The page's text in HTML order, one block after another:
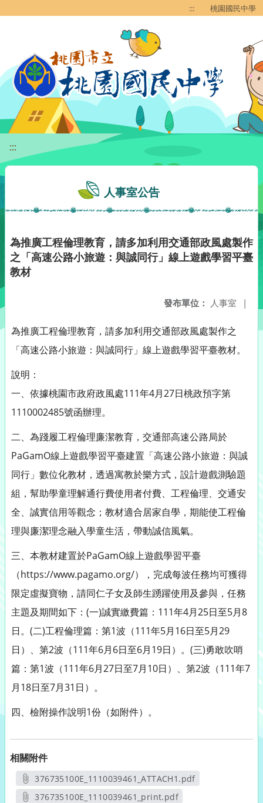
::: 桃園國民中學
:::
人事室公告
為推廣工程倫理教育，請多加利用交通部政風處製作
之「高速公路小旅遊：與誠同行」線上遊戲學習平臺
教材
發布單位： 人事室 |
為推廣工程倫理教育，請多加利用交通部政風處製作之
「高速公路小旅遊：與誠同行」線上遊戲學習平臺教材。
說明：
一、依據桃園市政府政風處111年4月27日桃政預字第
1110002485號函辦理。
二、為踐履工程倫理廉潔教育，交通部高速公路局於
PaGamO線上遊戲學習平臺建置「高速公路小旅遊：與誠
同行」數位化教材，透過寓教於樂方式，設計遊戲測驗題
組，幫助學童理解通行費使用者付費、工程倫理、交通安
全、誠實信用等觀念；教材適合居家自學，期能使工程倫
理與廉潔理念融入學童生活，帶動誠信風氣。
三、本教材建置於PaGamO線上遊戲學習平臺
（https://www.pagamo.org/），完成每波任務均可獲得
限定虛擬寶物，請同仁子女及師生踴躍使用及參與，任務
主題及期間如下：(一)誠實繳費篇：111年4月25日至5月8
日。(二)工程倫理篇：第1波（111年5月16日至5月29
日）、第2波（111年6月6日至6月19日）。(三)勇敢吹哨
篇：第1波（111年6月27日至7月10日）、第2波（111年7
月18日至7月31日）。
四、檢附操作說明1份（如附件）。
相關附件
376735100E_1110039461_ATTACH1.pdf
另開新視窗
376735100E_1110039461_print.pdf